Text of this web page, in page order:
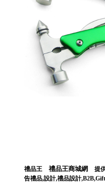
禮品王 禮品王商城網 提
告禮品,設計,禮品設計,B2B,Gift